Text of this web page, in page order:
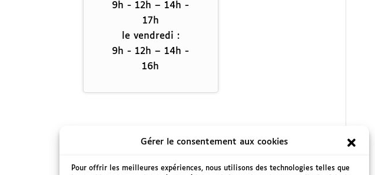
9h - 12h – 14h -
17h
le vendredi :
9h - 12h – 14h -
16h
Gérer le consentement aux cookies
Pour offrir les meilleures expériences, nous utilisons des technologies telles que